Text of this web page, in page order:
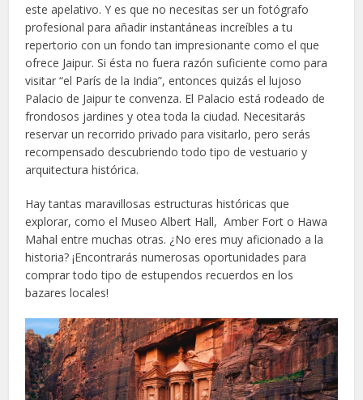
este apelativo. Y es que no necesitas ser un fotógrafo
profesional para añadir instantáneas increíbles a tu
repertorio con un fondo tan impresionante como el que
ofrece Jaipur. Si ésta no fuera razón suficiente como para
visitar “el París de la India”, entonces quizás el lujoso
Palacio de Jaipur te convenza. El Palacio está rodeado de
frondosos jardines y otea toda la ciudad. Necesitarás
reservar un recorrido privado para visitarlo, pero serás
recompensado descubriendo todo tipo de vestuario y
arquitectura histórica.
Hay tantas maravillosas estructuras históricas que
explorar, como el Museo Albert Hall, Amber Fort o Hawa
Mahal entre muchas otras. ¿No eres muy aficionado a la
historia? ¡Encontrarás numerosas oportunidades para
comprar todo tipo de estupendos recuerdos en los
bazares locales!